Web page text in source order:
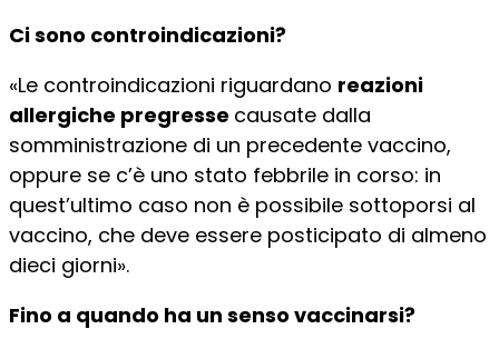
Ci sono controindicazioni?
«Le controindicazioni riguardano reazioni
allergiche pregresse causate dalla
somministrazione di un precedente vaccino,
oppure se c’è uno stato febbrile in corso: in
quest’ultimo caso non è possibile sottoporsi al
vaccino, che deve essere posticipato di almeno
dieci giorni».
Fino a quando ha un senso vaccinarsi?